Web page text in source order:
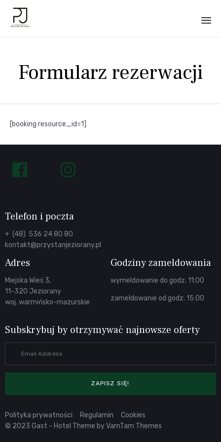
Formularz rezerwacji
[booking resource_id=1]
Telefon i poczta
+ (48) 536 24 80 80
kontakt@przystanjeziorany.pl
Adres
Miejska Wieś 3,
11-320 Jeziorany
woj. warmińsko-mazurskie
Godziny zameldowania
wymeldowanie do godz. 11:00
zameldowanie od godz. 15:00
Subskrybuj by otrzymywać najnowsze oferty
ZAPISZ SIĘ!
Polityka prywatności Regulamin
Cookies
© 2023 Gast - Hotel Theme byVamTam Themes